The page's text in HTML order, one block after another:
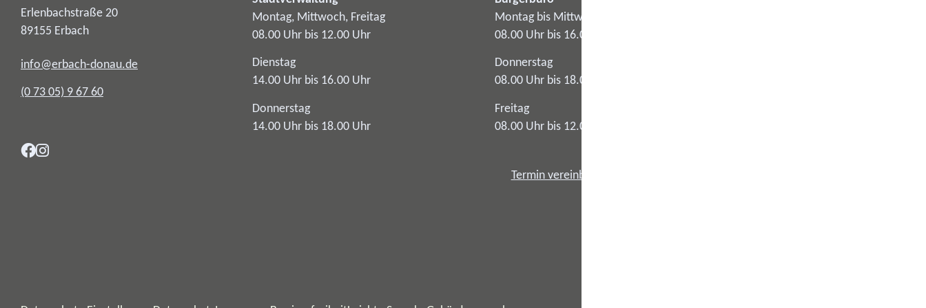
Erlenbachstraße 20
89155 Erbach
info@erbach-donau.de
(0 73 05) 9 67 60
Montag, Mittwoch, Freitag
08.00 Uhr bis 12.00 Uhr
Dienstag
14.00 Uhr bis 16.00 Uhr
Donnerstag
14.00 Uhr bis 18.00 Uhr
Montag bis Mittwoch
08.00 Uhr bis 16.00 Uhr
Donnerstag
08.00 Uhr bis 18.00 Uhr
Freitag
08.00 Uhr bis 12.00 Uhr
Termin vereinbaren